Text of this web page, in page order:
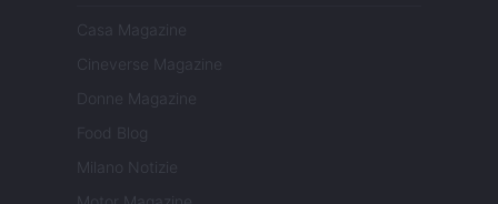
Casa Magazine
Cineverse Magazine
Donne Magazine
Food Blog
Milano Notizie